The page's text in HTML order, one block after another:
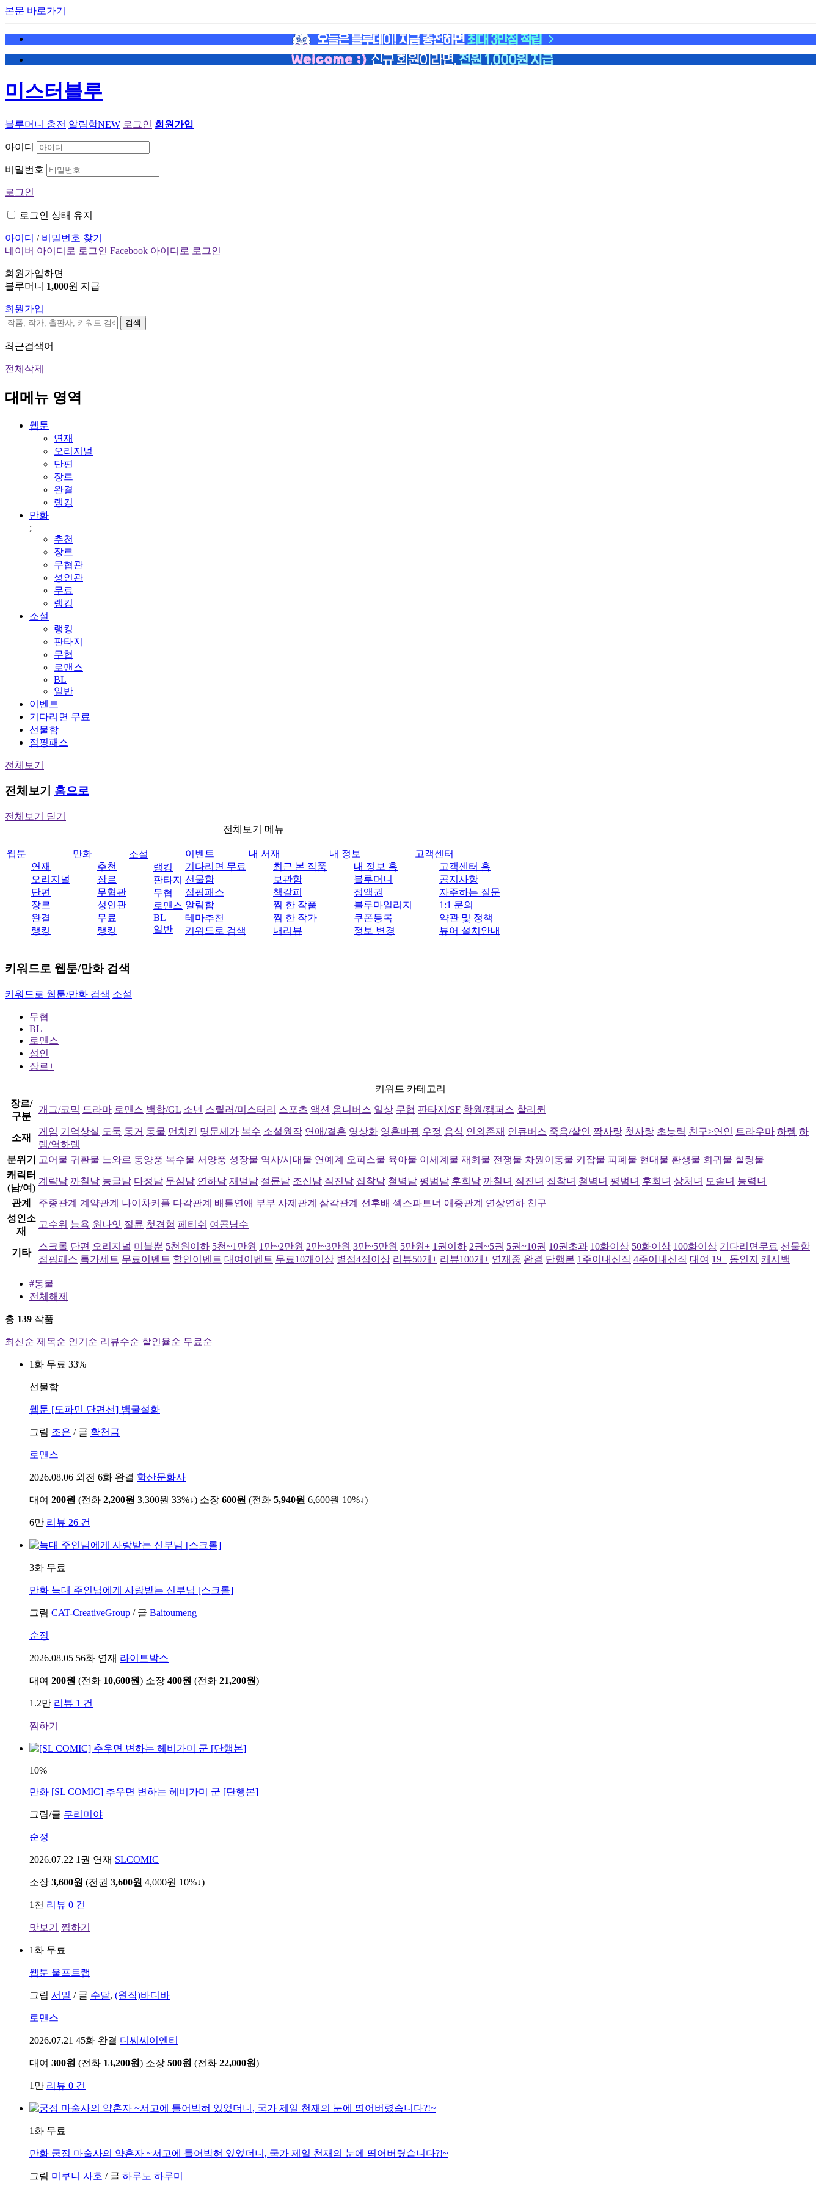
본문 바로가기
미스터블루
블루머니 충전 알림함NEW 로그인 회원가입
아이디
비밀번호
로그인
로그인 상태 유지
아이디 / 비밀번호 찾기
네이버 아이디로 로그인 Facebook 아이디로 로그인
회원가입하면
블루머니 1,000원 지급
회원가입
검색
최근검색어
전체삭제
대메뉴 영역
웹툰
연재
오리지널
단편
장르
완결
랭킹
만화
;
추천
장르
무협관
성인관
무료
랭킹
소설
랭킹
판타지
무협
로맨스
BL
일반
이벤트
기다리면 무료
선물함
점핑패스
전체보기
전체보기 홈으로
전체보기 닫기
전체보기 메뉴
웹툰
연재
오리지널
단편
장르
완결
랭킹
만화
추천
장르
무협관
성인관
무료
랭킹
소설
랭킹
판타지
무협
로맨스
BL
일반
이벤트
기다리면 무료
선물함
점핑패스
알림함
테마추천
키워드로 검색
내 서재
최근 본 작품
보관함
책갈피
찜 한 작품
찜 한 작가
내리뷰
내 정보
내 정보 홈
블루머니
정액권
블루마일리지
쿠폰등록
정보 변경
고객센터
고객센터 홈
공지사항
자주하는 질문
1:1 문의
약관 및 정책
뷰어 설치안내
키워드로 웹툰/만화 검색
키워드로 웹툰/만화 검색 소설
무협
BL
로맨스
성인
장르+
키워드 카테고리
장르/
구분
개그/코믹 드라마 로맨스 백합/GL 소년 스릴러/미스터리 스포츠 액션 옴니버스 일상 무협 판타지/SF 학원/캠퍼스 할리퀸
소재
게임 기억상실 도둑 동거 동물 먼치킨 명문세가 복수 소설원작 연애/결혼 영상화 영혼바뀜 우정 음식 인외존재 인큐버스 죽음/살인 짝사랑 첫사랑 초능력 친구>연인 트라우마 하렘 하
렘/역하렘
분위기
고어물 귀환물 느와르 동양풍 복수물 서양풍 성장물 역사/시대물 연예계 오피스물 육아물 이세계물 재회물 전쟁물 차원이동물 키잡물 피폐물 현대물 환생물 회귀물 힐링물
캐릭터
(남/여)
계략남 까칠남 능글남 다정남 무심남 연하남 재벌남 절륜남 조신남 직진남 집착남 철벽남 평범남 후회남 까칠녀 직진녀 집착녀 철벽녀 평범녀 후회녀 상처녀 모솔녀 능력녀
관계 주종관계 계약관계 나이차커플 다각관계 배틀연애 부부 사제관계 삼각관계 선후배 섹스파트너 애증관계 연상연하 친구
성인소
재
고수위 능욕 원나잇 절륜 첫경험 페티쉬 여공남수
기타
스크롤 단편 오리지널 미블뿐 5천원이하 5천~1만원 1만~2만원 2만~3만원 3만~5만원 5만원+ 1권이하 2권~5권 5권~10권 10권초과 10화이상 50화이상 100화이상 기다리면무료 선물함
점핑패스 특가세트 무료이벤트 할인이벤트 대여이벤트 무료10개이상 별점4점이상 리뷰50개+ 리뷰100개+ 연재중 완결 단행본 1주이내신작 4주이내신작 대여 19+ 동인지 캐시백
#동물
전체해제
총 139 작품
최신순 제목순 인기순 리뷰수순 할인율순 무료순
1화 무료 33%
선물함
웹툰 [도파민 단편선] 뱀굴설화
그림 조은 / 글 확천금
로맨스
2026.08.06 외전 6화 완결 학산문화사
대여 200원 (전화 2,200원 3,300원 33%↓) 소장 600원 (전화 5,940원 6,600원 10%↓)
6만 리뷰 26 건
3화 무료
만화 늑대 주인님에게 사랑받는 신부님 [스크롤]
그림 CAT-CreativeGroup / 글 Baitoumeng
순정
2026.08.05 56화 연재 라이트박스
대여 200원 (전화 10,600원) 소장 400원 (전화 21,200원)
1.2만 리뷰 1 건
찜하기
10%
만화 [SL COMIC] 추우면 변하는 헤비가미 군 [단행본]
그림/글 쿠리미야
순정
2026.07.22 1권 연재 SLCOMIC
소장 3,600원 (전권 3,600원 4,000원 10%↓)
1천 리뷰 0 건
맛보기 찜하기
1화 무료
웹툰 울프트랩
그림 서밀 / 글 수달, (원작)바디바
로맨스
2026.07.21 45화 완결 디씨씨이엔티
대여 300원 (전화 13,200원) 소장 500원 (전화 22,000원)
1만 리뷰 0 건
1화 무료
만화 궁정 마술사의 약혼자 ~서고에 틀어박혀 있었더니, 국가 제일 천재의 눈에 띄어버렸습니다?!~
그림 미쿠니 사호 / 글 하루노 하루미